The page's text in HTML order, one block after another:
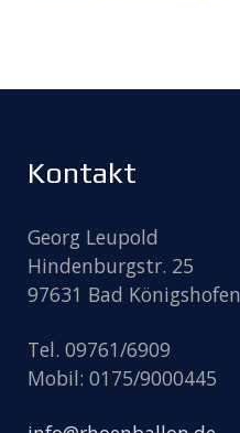
Kontakt
Georg Leupold
Hindenburgstr. 25
97631 Bad Königshofen
Tel. 09761/6909
Mobil: 0175/9000445